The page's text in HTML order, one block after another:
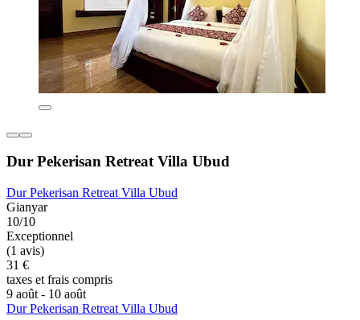
Dur Pekerisan Retreat Villa Ubud
Dur Pekerisan Retreat Villa Ubud
Gianyar
10/10
Exceptionnel
(1 avis)
31 €
taxes et frais compris
9 août - 10 août
Dur Pekerisan Retreat Villa Ubud